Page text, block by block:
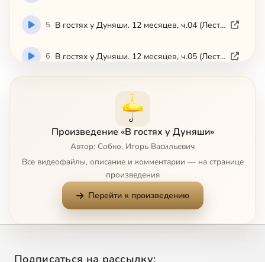
5 В гостях у Дуняши. 12 месяцев, ч.04 (Лествица)
6 В гостях у Дуняши. 12 месяцев, ч.05 (Лествица)
Произведение «В гостях у Дуняши»
Автор: Собко, Игорь Васильевич
Все видеофайлы, описание и комментарии — на странице
произведения
Перейти к произведению